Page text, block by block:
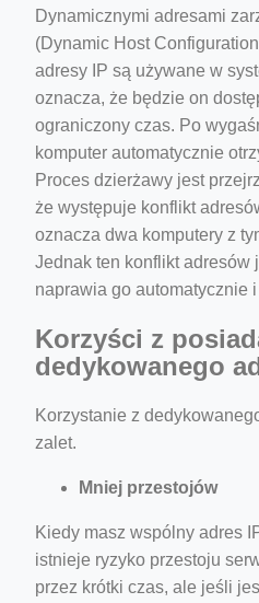
Dynamicznymi adresami
(Dynamic Host
adresy IP są używane w
oznacza, że ​​będzie on
ograniczony czas. Po
komputer automatycznie
Proces dzierżawy jest
że występuje konflikt
oznacza dwa komputery z
Jednak ten konflikt adresów
naprawia go automatycznie
Korzyści z
dedykowanego
Korzystanie z
zalet.
Mniej przestojów
Kiedy masz wspólny adres
istnieje ryzyko przestoju
przez krótki czas, ale jeśli